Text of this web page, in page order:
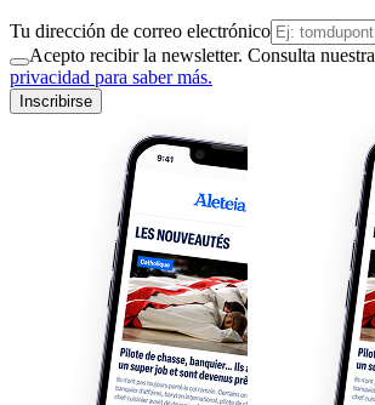
Tu dirección de correo electrónico
Acepto recibir la newsletter. Consulta nuestra
privacidad para saber más.
Inscribirse